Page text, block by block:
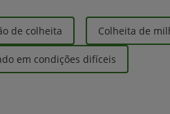
de colheita Colheita de
em condições difíceis